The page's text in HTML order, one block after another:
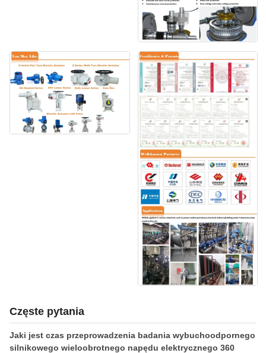
Częste pytania
Jaki jest czas przeprowadzenia badania wybuchoodpornego
silnikowego wieloobrotnego napędu elektrycznego 360